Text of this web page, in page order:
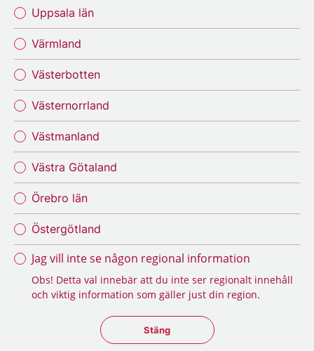
Uppsala län
Värmland
Västerbotten
Västernorrland
Västmanland
Västra Götaland
Örebro län
Östergötland
Jag vill inte se någon regional information
Obs! Detta val innebär att du inte ser regionalt innehåll
och viktig information som gäller just din region.
Stäng regionsväljaren
Stäng